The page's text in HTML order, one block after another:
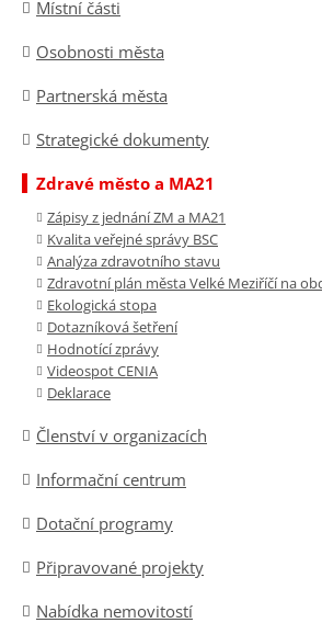
Místní části
Osobnosti města
Partnerská města
Strategické dokumenty
Zdravé město a MA21
Zápisy z jednání ZM a MA21
Kvalita veřejné správy BSC
Analýza zdravotního stavu
Zdravotní plán města Velké Meziříčí na
Ekologická stopa
Dotazníková šetření
Hodnotící zprávy
Videospot CENIA
Deklarace
Členství v organizacích
Informační centrum
Dotační programy
Připravované projekty
Nabídka nemovitostí